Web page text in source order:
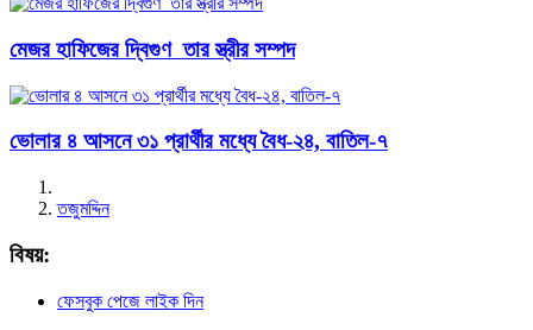
মেজর হাফিজের দ্বিগুণ তার স্ত্রীর সম্পদ
ভোলার ৪ আসনে ৩১ প্রার্থীর মধ্যে বৈধ-২৪, বাতিল-৭
তজুমদ্দিন
বিষয়:
ফেসবুক পেজে লাইক দিন